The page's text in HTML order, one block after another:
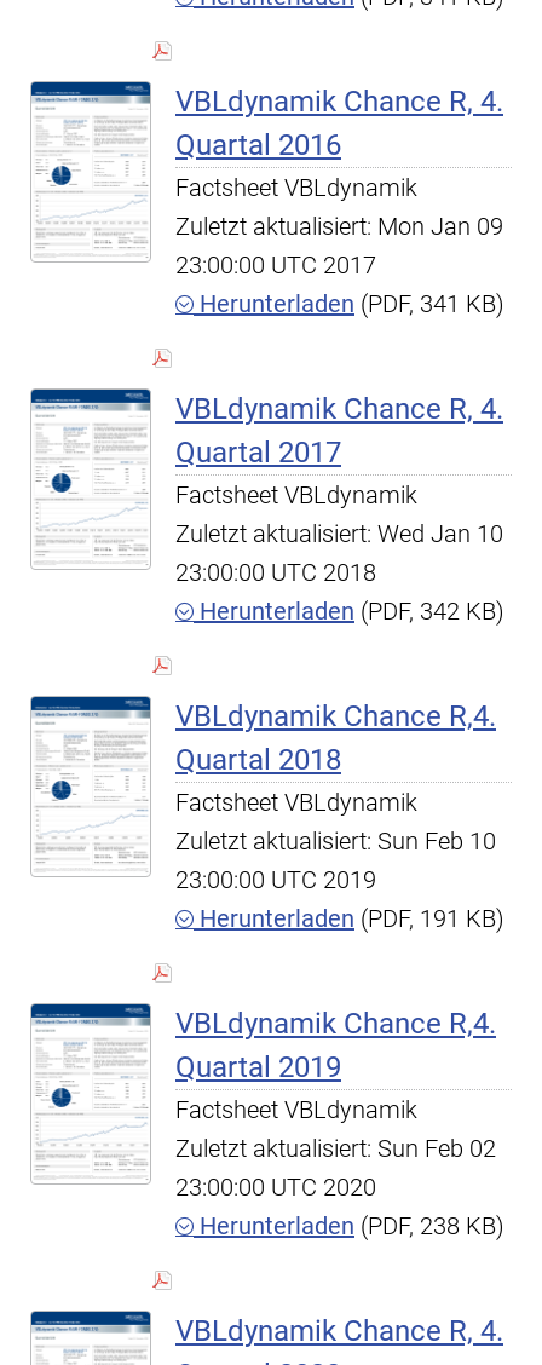
VBLdynamik Chance R, 4.
Quartal 2016
Factsheet VBLdynamik
Zuletzt aktualisiert: Mon Jan 09
23:00:00 UTC 2017
Herunterladen (PDF, 341 KB)
VBLdynamik Chance R, 4.
Quartal 2017
Factsheet VBLdynamik
Zuletzt aktualisiert: Wed Jan 10
23:00:00 UTC 2018
Herunterladen (PDF, 342 KB)
VBLdynamik Chance R,4.
Quartal 2018
Factsheet VBLdynamik
Zuletzt aktualisiert: Sun Feb 10
23:00:00 UTC 2019
Herunterladen (PDF, 191 KB)
VBLdynamik Chance R,4.
Quartal 2019
Factsheet VBLdynamik
Zuletzt aktualisiert: Sun Feb 02
23:00:00 UTC 2020
Herunterladen (PDF, 238 KB)
VBLdynamik Chance R, 4.